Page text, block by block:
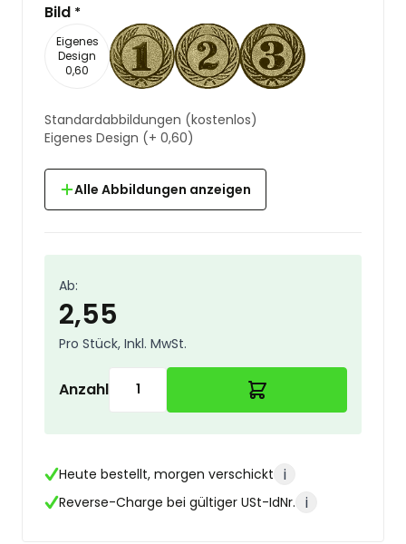
Bild *
Eigenes
Design
0,60
Standardabbildungen (kostenlos)
Eigenes Design (+ 0,60)
Alle Abbildungen anzeigen
Ab:
2,55
Pro Stück, Inkl. MwSt.
Anzahl
Heute bestellt, morgen verschickt i
Reverse-Charge bei gültiger USt-IdNr. i